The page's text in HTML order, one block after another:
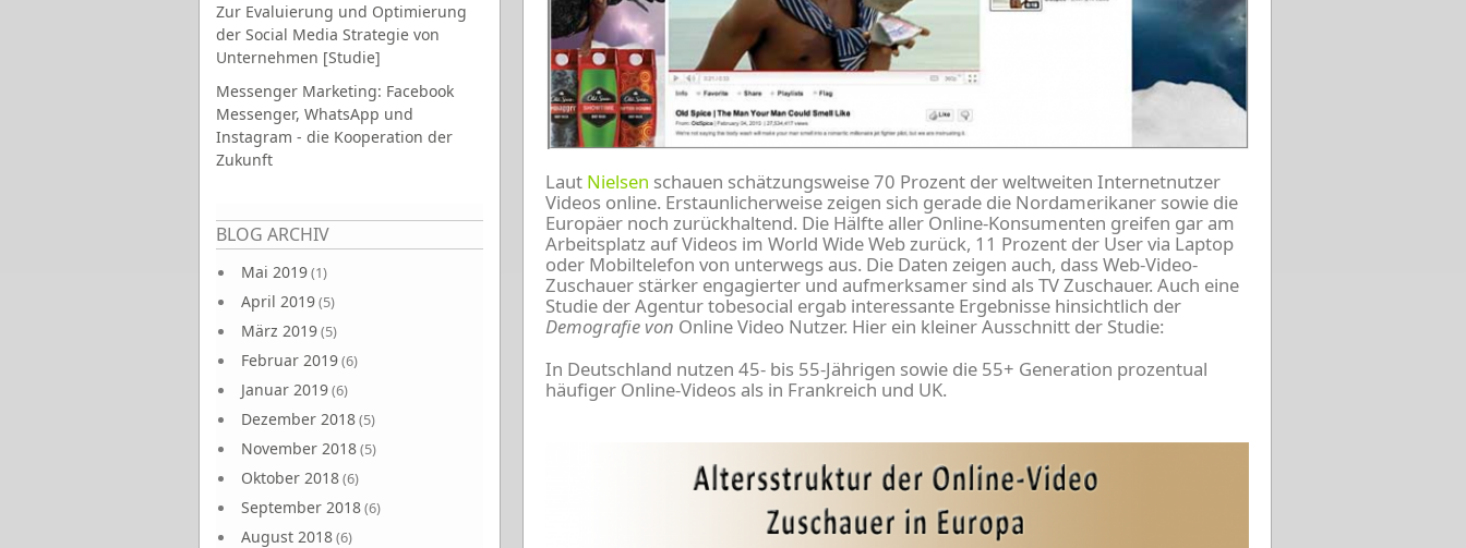
Zur Evaluierung und Optimierung
der Social Media Strategie von
Unternehmen [Studie]
Messenger Marketing: Facebook
Messenger, WhatsApp und
Instagram - die Kooperation der
Zukunft
BLOG ARCHIV
Mai 2019(1)
April 2019(5)
März 2019(5)
Februar 2019(6)
Januar 2019(6)
Dezember 2018(5)
November 2018(5)
Oktober 2018(6)
September 2018(6)
August 2018(6)
Seiten
Laut Nielsen schauen schätzungsweise 70 Prozent der weltweiten Internetnutzer
Videos online. Erstaunlicherweise zeigen sich gerade die Nordamerikaner sowie die
Europäer noch zurückhaltend. Die Hälfte aller Online-Konsumenten greifen gar am
Arbeitsplatz auf Videos im World Wide Web zurück, 11 Prozent der User via Laptop
oder Mobiltelefon von unterwegs aus. Die Daten zeigen auch, dass Web-Video-
Zuschauer stärker engagierter und aufmerksamer sind als TV Zuschauer. Auch eine
Studie der Agentur tobesocial ergab interessante Ergebnisse hinsichtlich der
Demografie von Online Video Nutzer. Hier ein kleiner Ausschnitt der Studie:
In Deutschland nutzen 45- bis 55-Jährigen sowie die 55+ Generation prozentual
häufiger Online-Videos als in Frankreich und UK.